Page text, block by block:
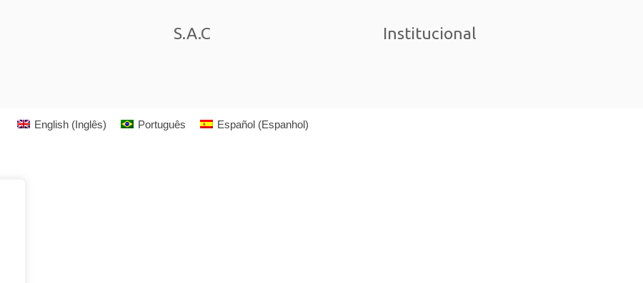
S.A.C Institucional
English (Inglês) Português Español (Espanhol)